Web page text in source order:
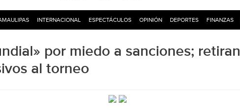
INTERNACIONAL ESPECTÁCULOS OPINIÓN DEPORTES FINANZAS
por miedo a sanciones; retiran
al torneo